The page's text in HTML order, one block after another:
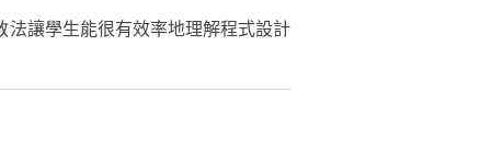
讓學生能很有效率地理解程式設計